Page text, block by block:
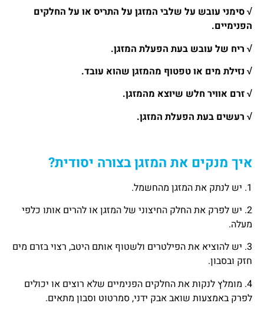
√ סימני עובש על שלבי המזגן על התריס או על החלקים
הפנימיים.
√ ריח של עובש בעת הפעלת המזגן.
√ נזילת מים או טפטוף מהמזגן שהוא עובד.
√ זרם אוויר חלש שיוצא מהמזגן.
√ רעשים בעת הפעלת המזגן.
איך מנקים את המזגן בצורה יסודית?
1. יש לנתק את המזגן מהחשמל.
2. יש לפרק את החלק החיצוני של המזגן או להרים אותו כלפי
מעלה.
3. יש להוציא את הפילטרים ולשטוף אותם היטב, רצוי בזרם מים
חזק ובסבון.
4. מומלץ לנקות את החלקים הפנימיים שלא רוצים או יכולים
לפרק באמצעות שואב אבק ידני, סמרטוט וסבון מתאים.